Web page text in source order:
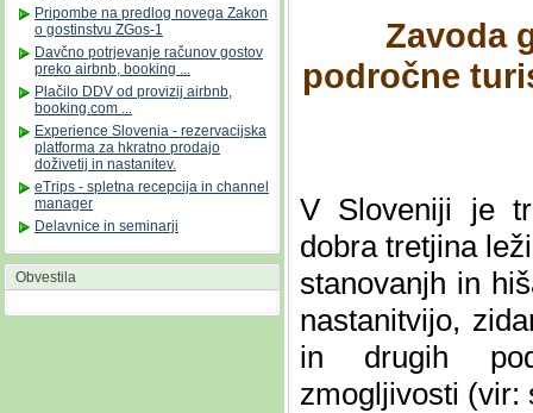
Pripombe na predlog novega Zakon
o gostinstvu ZGos-1
Davčno potrjevanje računov gostov
preko airbnb, booking ...
Plačilo DDV od provizij airbnb,
booking.com ...
Experience Slovenia - rezervacijska
platforma za hkratno prodajo
doživetij in nastanitev.
eTrips - spletna recepcija in channel
manager
Delavnice in seminarji
Obvestila
Zavoda
področne
V Sloveniji je
dobra tretjina
stanovanjh in
nastanitvijo,
in drugih
zmogljivosti (vir: